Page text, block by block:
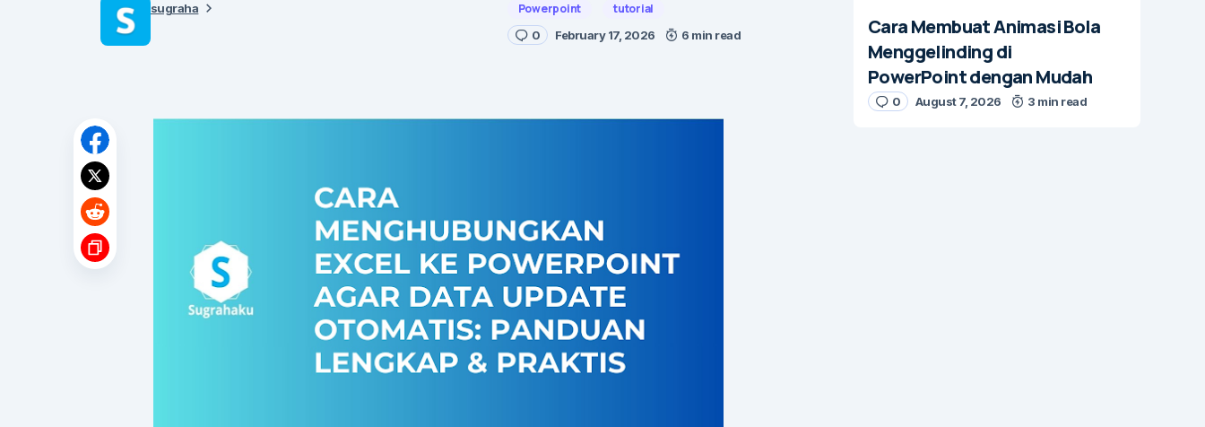
sugraha Powerpoint tutorial
0 February 17, 2026 6 min read
Cara Membuat Animasi Bola
Menggelinding di
PowerPoint dengan Mudah
0 August 7, 2026 3 min read